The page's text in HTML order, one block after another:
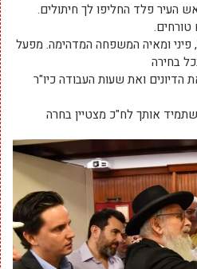
העיר פלד החליפו לך חיתולים.
טורחים.
פיני ומאיה המשפחה המדהימה. מפעל
בחירה
הדיונים ואת שעות העבודה כיו"ר
אותך לח"כ מצטיין בחרה